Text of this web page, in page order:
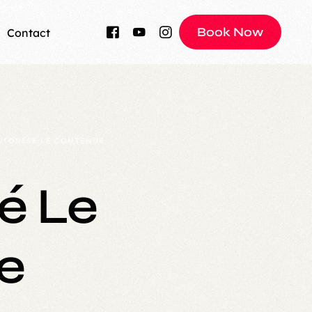
et
Contact Book Now
Le